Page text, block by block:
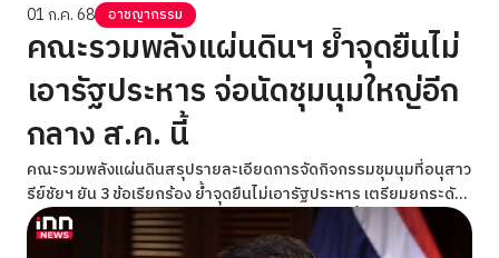
01 ก.ค. 68 อาชญากรรม
คณะรวมพลังแผ่นดินฯ ยํ้าจุดยืนไม่
เอารัฐประหาร จ่อนัดชุมนุมใหญ่อีก
กลาง ส.ค. นี้
คณะรวมพลังแผ่นดินสรุปรายละเอียดการจัดกิจกรรมชุมนุมที่อนุสาว
รีย์ชัยฯ ยัน 3 ข้อเรียกร้อง ยํ้าจุดยืนไม่เอารัฐประหาร เตรียมยกระดับ
การชุมนุมพร้อมประเมินสถานการณ์ อาจนัดหมายขึ้นเวทีใหญ่อีกครั้ง
กลางเดือนสิงหาคมนี้